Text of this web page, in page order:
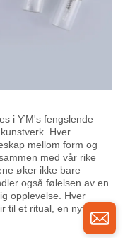
i ƳM's fengslende
Hver
mellom form og
med vår rike
øker ikke bare
også følelsen av en
opplevelse. Hver
til et ritual, en nytelse